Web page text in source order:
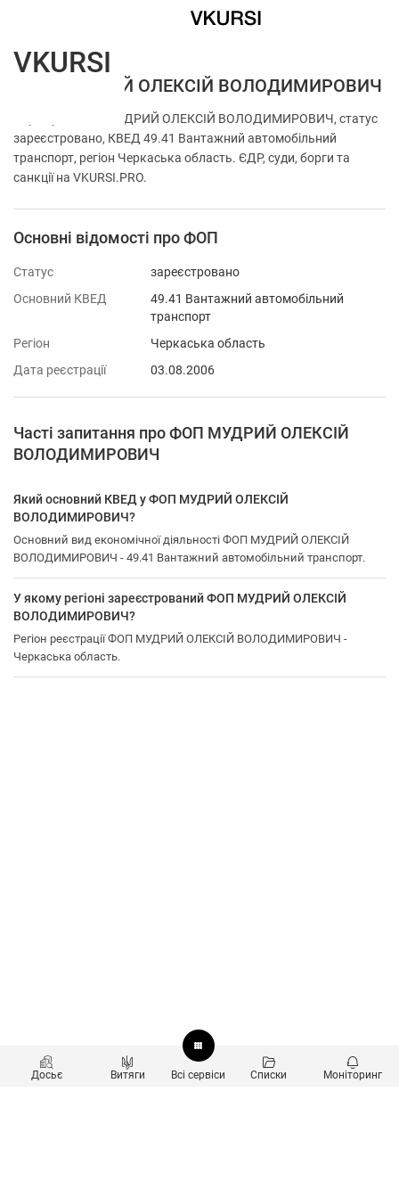
ФОП МУДРИЙ ОЛЕКСІЙ ВОЛОДИМИРОВИЧ
Перевірка ФОП МУДРИЙ ОЛЕКСІЙ ВОЛОДИМИРОВИЧ, статус
зареєстровано, КВЕД 49.41 Вантажний автомобільний
транспорт, регіон Черкаська область. ЄДР, суди, борги та
санкції на VKURSI.PRO.
Основні відомості про ФОП
Статус
зареєстровано
Основний КВЕД
49.41 Вантажний автомобільний
транспорт
Регіон
Черкаська область
Дата реєстрації
03.08.2006
Часті запитання про ФОП МУДРИЙ ОЛЕКСІЙ
ВОЛОДИМИРОВИЧ
Який основний КВЕД у ФОП МУДРИЙ ОЛЕКСІЙ
ВОЛОДИМИРОВИЧ?
Основний вид економічної діяльності ФОП МУДРИЙ ОЛЕКСІЙ
ВОЛОДИМИРОВИЧ - 49.41 Вантажний автомобільний транспорт.
У якому регіоні зареєстрований ФОП МУДРИЙ ОЛЕКСІЙ
ВОЛОДИМИРОВИЧ?
Регіон реєстрації ФОП МУДРИЙ ОЛЕКСІЙ ВОЛОДИМИРОВИЧ -
Черкаська область.
Досьє Витяги Всі сервіси Списки Моніторинг
VKURSI